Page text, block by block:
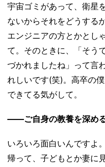
宇宙ゴミがあって、衛星
ないからそれをどうする
エンジニアの方とかとし
て。そのときに、「そう
づかれましたね」って言
れしいです(笑)。高卒の
できてる気がして。
――ご自身の教養を深める
いろいろ面白いんですよ
帰って、子どもとか妻に